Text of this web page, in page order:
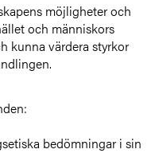
möjligheter och
och människors
kunna värdera styrkor
bedömningar i sin